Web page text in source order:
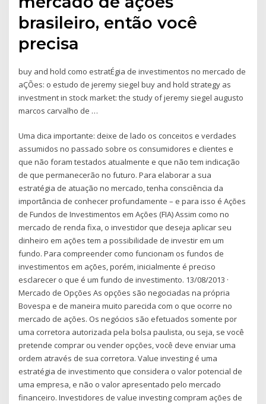
brasileiro, então você
precisa
buy and hold como estratÉgia de investimentos no mercado de
aÇÕes: o estudo de jeremy siegel buy and hold strategy as
investment in stock market: the study of jeremy siegel augusto
marcos carvalho de …
Uma dica importante: deixe de lado os conceitos e verdades
assumidos no passado sobre os consumidores e clientes e
que não foram testados atualmente e que não tem indicação
de que permanecerão no futuro. Para elaborar a sua
estratégia de atuação no mercado, tenha consciência da
importância de conhecer profundamente – e para isso é Ações
de Fundos de Investimentos em Ações (FIA) Assim como no
mercado de renda fixa, o investidor que deseja aplicar seu
dinheiro em ações tem a possibilidade de investir em um
fundo. Para compreender como funcionam os fundos de
investimentos em ações, porém, inicialmente é preciso
esclarecer o que é um fundo de investimento. 13/08/2013 ·
Mercado de Opções As opções são negociadas na própria
Bovespa e de maneira muito parecida com o que ocorre no
mercado de ações. Os negócios são efetuados somente por
uma corretora autorizada pela bolsa paulista, ou seja, se você
pretende comprar ou vender opções, você deve enviar uma
ordem através de sua corretora. Value investing é uma
estratégia de investimento que considera o valor potencial de
uma empresa, e não o valor apresentado pelo mercado
financeiro. Investidores de value investing compram ações de